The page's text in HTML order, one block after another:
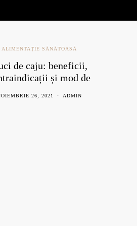
ALIMENTAȚIE SĂNĂTOASĂ
de caju: beneficii,
și mod de
26, 2021 ADMIN